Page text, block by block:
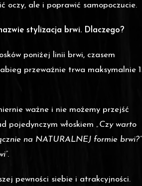
oczy, ale i poprawić samopoczucie.
stylizacja brwi. Dlaczego?
poniżej linii brwi, czasem
przeważnie trwa maksymalnie
ważne i nie możemy przejść
pojedynczym włoskiem „Czy warto
na NATURALNEJ formie brwi?”
.
pewności siebie i atrakcyjności.